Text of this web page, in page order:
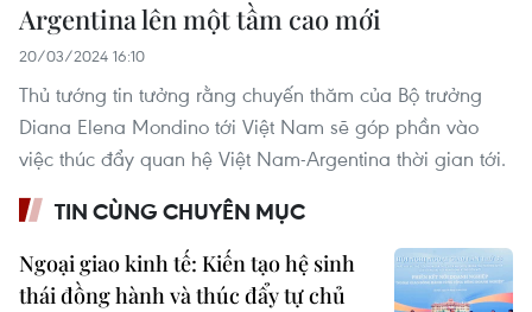
Argentina lên một tầm cao mới
20/03/2024 16:10
Thủ tướng tin tưởng rằng chuyến thăm của Bộ trưởng
Diana Elena Mondino tới Việt Nam sẽ góp phần vào
việc thúc đẩy quan hệ Việt Nam-Argentina thời gian tới.
TIN CÙNG CHUYÊN MỤC
Ngoại giao kinh tế: Kiến tạo hệ sinh
thái đồng hành và thúc đẩy tự chủ